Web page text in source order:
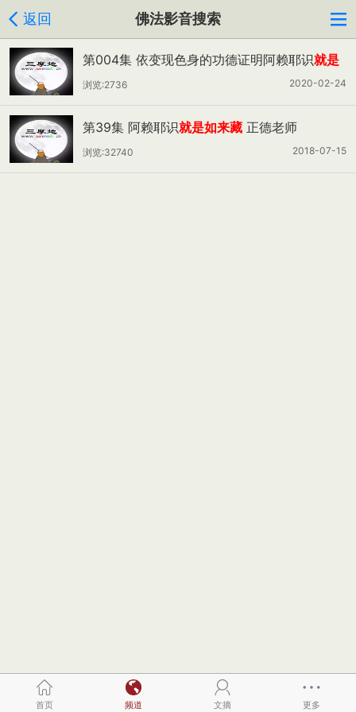
返回 佛法影音搜索
第004集 依变现色身的功德证明阿赖耶识就是
如来藏
2020-02-24
浏览:2736
第39集 阿赖耶识就是如来藏 正德老师
2018-07-15
浏览:32740
首页 频道 文摘 更多